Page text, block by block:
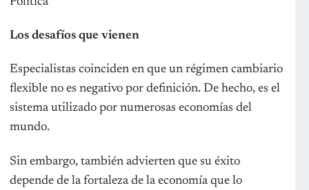
Los desafíos que vienen
Especialistas coinciden en que un régimen cambiario
flexible no es negativo por definición. De hecho, es el
sistema utilizado por numerosas economías del
mundo.
Sin embargo, también advierten que su éxito
depende de la fortaleza de la economía que lo